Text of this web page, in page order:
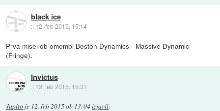
black ice
:: 12. feb 2015, 15:14
Prva misel ob omembi Boston Dynamics - Massive Dynamic
(Fringe).
Invictus
:: 12. feb 2015, 15:31
Jupito je 12. feb 2015 ob 13:04izjavil: